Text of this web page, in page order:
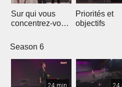
Sur qui vous
concentrez-vous
Priorités et
objectifs
Season 6
24 min 24